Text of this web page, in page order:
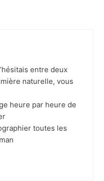
entre deux
naturelle, vous
heure par heure de
toutes les